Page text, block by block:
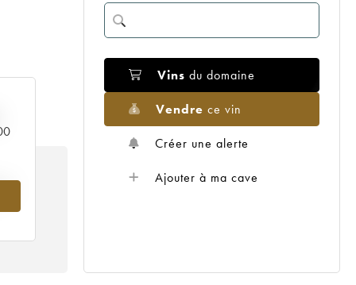
Vins du domaine
Vendre ce vin
Créer une alerte
Ajouter à ma cave